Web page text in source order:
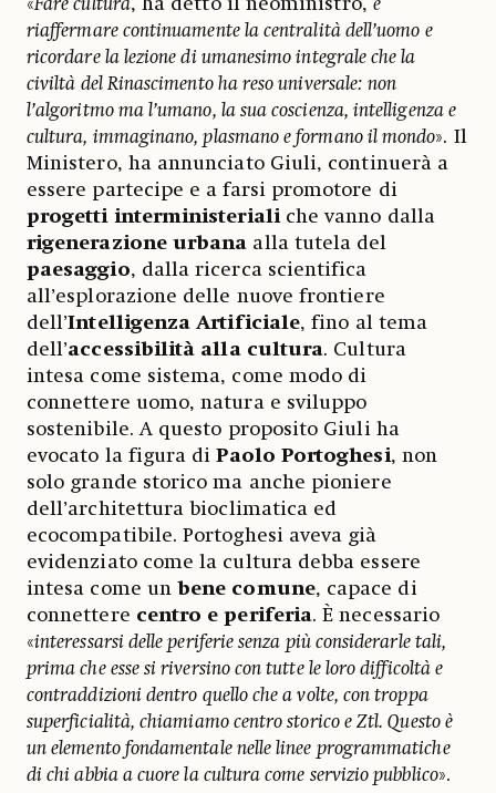
«Fare cultura, ha detto il neoministro, è
riaffermare continuamente la centralità dell’uomo e
ricordare la lezione di umanesimo integrale che la
civiltà del Rinascimento ha reso universale: non
l’algoritmo ma l’umano, la sua coscienza, intelligenza e
cultura, immaginano, plasmano e formano il mondo». Il
Ministero, ha annunciato Giuli, continuerà a
essere partecipe e a farsi promotore di
progetti interministerialiche vanno dalla
rigenerazione urbana alla tutela del
paesaggio, dalla ricerca scientifica
all’esplorazione delle nuove frontiere
dell’Intelligenza Artificiale, fino al tema
dell’accessibilità alla cultura. Cultura
intesa come sistema, come modo di
connettere uomo, natura e sviluppo
sostenibile. A questo proposito Giuli ha
evocato la figura diPaolo Portoghesi, non
solo grande storico ma anche pioniere
dell’architettura bioclimatica ed
ecocompatibile. Portoghesi aveva già
evidenziato come la cultura debba essere
intesa come unbene comune, capace di
connettere centro e periferia. È necessario
«interessarsi delle periferie senza più considerarle tali,
prima che esse si riversino con tutte le loro difficoltà e
contraddizioni dentro quello che a volte, con troppa
superficialità, chiamiamo centro storico e Ztl. Questo è
un elemento fondamentale nelle linee programmatiche
di chi abbia a cuore la cultura come servizio pubblico».